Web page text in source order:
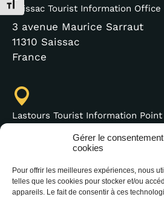
Gérer le
cookies
Pour offrir les meilleures expériences, nous
telles que les cookies pour stocker et/ou
appareils. Le fait de consentir à ces
Toggle Font size
Saissac Tourist Information Office
3 avenue Maurice Sarraut
11310 Saissac
France
Lastours Tourist Information Point
4 moulin bas,
11600 Lastours